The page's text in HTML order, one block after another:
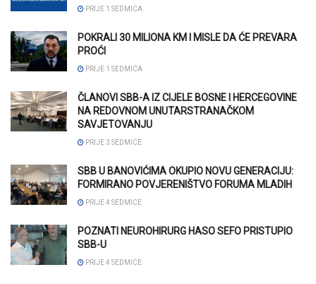
PRIJE 1 SEDMICA
POKRALI 30 MILIONA KM I MISLE DA ĆE PREVARA
PROĆI
PRIJE 1 SEDMICA
ČLANOVI SBB-A IZ CIJELE BOSNE I HERCEGOVINE
NA REDOVNOM UNUTARSTRANAČKOM
SAVJETOVANJU
PRIJE 3 SEDMICE
SBB U BANOVIĆIMA OKUPIO NOVU GENERACIJU:
FORMIRANO POVJERENIŠTVO FORUMA MLADIH
PRIJE 4 SEDMICE
POZNATI NEUROHIRURG HASO SEFO PRISTUPIO
SBB-U
PRIJE 4 SEDMICE